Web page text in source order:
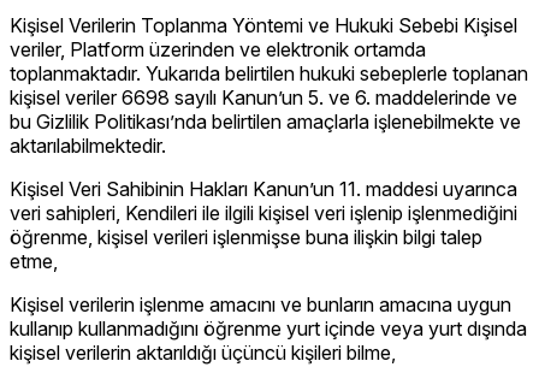
Kişisel Verilerin Toplanma Yöntemi ve Hukuki Sebebi Kişisel
veriler, Platform üzerinden ve elektronik ortamda
toplanmaktadır. Yukarıda belirtilen hukuki sebeplerle toplanan
kişisel veriler 6698 sayılı Kanun’un 5. ve 6. maddelerinde ve
bu Gizlilik Politikası’nda belirtilen amaçlarla işlenebilmekte ve
aktarılabilmektedir.
Kişisel Veri Sahibinin Hakları Kanun’un 11. maddesi uyarınca
veri sahipleri, Kendileri ile ilgili kişisel veri işlenip işlenmediğini
öğrenme, kişisel verileri işlenmişse buna ilişkin bilgi talep
etme,
Kişisel verilerin işlenme amacını ve bunların amacına uygun
kullanıp kullanmadığını öğrenme yurt içinde veya yurt dışında
kişisel verilerin aktarıldığı üçüncü kişileri bilme,